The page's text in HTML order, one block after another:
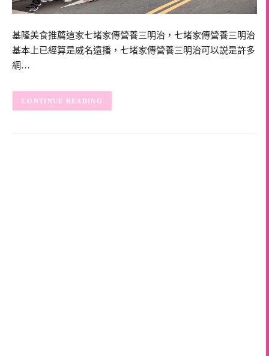
基隆美食推薦這家七堵家傳營養三明治，七堵家傳營養三明治
基本上已經算是威名遠播，七堵家傳營養三明治可以説是許多
網…
CONTINUE READING